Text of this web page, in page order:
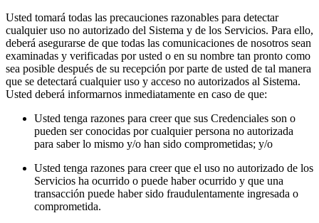
Usted tomará todas las precauciones razonables para detectar
cualquier uso no autorizado del Sistema y de los Servicios. Para ello,
deberá asegurarse de que todas las comunicaciones de nosotros sean
examinadas y verificadas por usted o en su nombre tan pronto como
sea posible después de su recepción por parte de usted de tal manera
que se detectará cualquier uso y acceso no autorizados al Sistema.
Usted deberá informarnos inmediatamente en caso de que:
Usted tenga razones para creer que sus Credenciales son o
pueden ser conocidas por cualquier persona no autorizada
para saber lo mismo y/o han sido comprometidas; y/o
Usted tenga razones para creer que el uso no autorizado de los
Servicios ha ocurrido o puede haber ocurrido y que una
transacción puede haber sido fraudulentamente ingresada o
comprometida.